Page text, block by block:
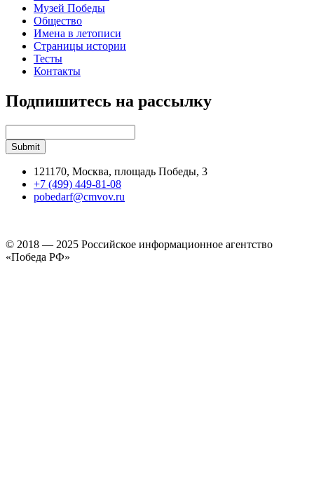
Музей Победы
Общество
Имена в летописи
Страницы истории
Тесты
Контакты
Подпишитесь на рассылку
121170, Москва, площадь Победы, 3
+7 (499) 449-81-08
pobedarf@cmvov.ru
© 2018 — 2025 Российское информационное агентство
«Победа РФ»